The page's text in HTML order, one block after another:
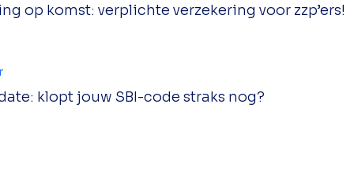
op komst: verplichte verzekering voor zzp’ers!
klopt jouw SBI-code straks nog?